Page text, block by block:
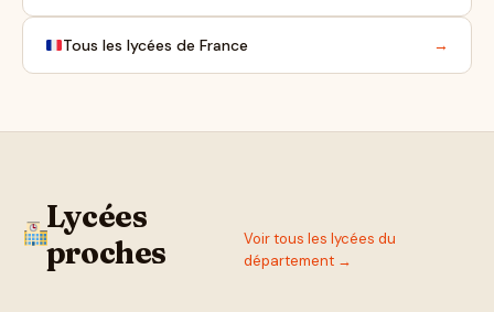
Tous les lycées de France →
Lycées
proches
Voir tous les lycées du
département →